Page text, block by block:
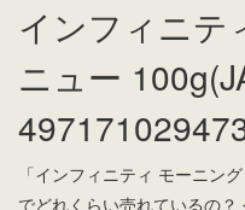
インフィニテ
ニュー
「インフィニティ モーニン
でどれくらい売れているの